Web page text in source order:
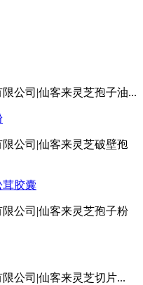
公司|仙客来灵芝孢子油...
公司|仙客来灵芝破壁孢
茸胶囊
公司|仙客来灵芝孢子粉
公司|仙客来灵芝切片...